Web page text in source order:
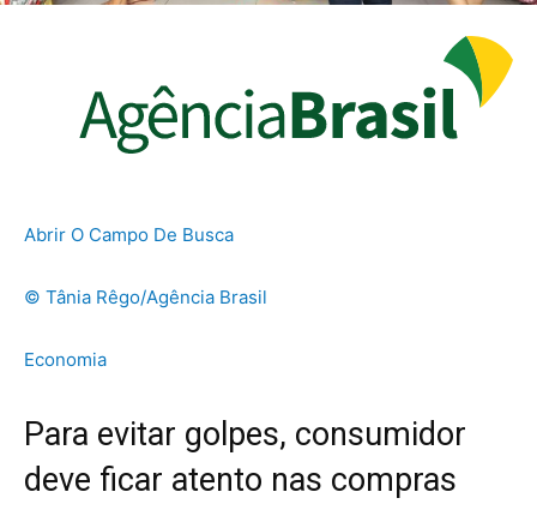
Abrir O Campo De Busca
© Tânia Rêgo/Agência Brasil
Economia
Para evitar golpes, consumidor
deve ficar atento nas compras